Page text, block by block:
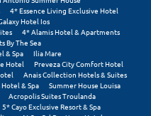
4* Essence Living Exclusive Hotel
Hotel Ios
4* Alamis Hotel & Apartments
By The Sea
& Spa
Ilia Mare
Hotel
Preveza City Comfort Hotel
Anais Collection Hotels & Suites
& Spa
Summer House Louisa
Acropolis Suites Troulanda
5* Cayo Exclusive Resort & Spa